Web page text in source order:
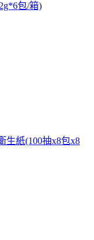
包/箱)
生紙(100抽x8包x8